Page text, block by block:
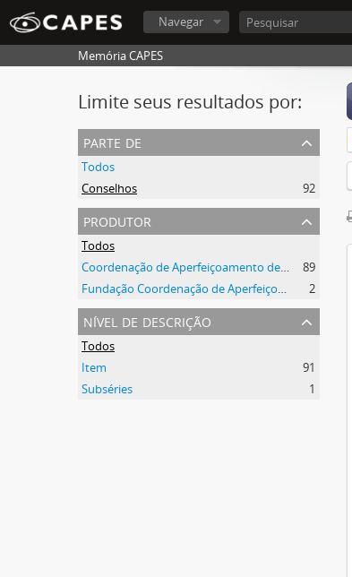
Navegar
Memória CAPES
Limite seus resultados por:
parte de
Todos
Conselhos
92
produtor
Todos
Coordenação de Aperfeiçoamento de Pessoal de Nível Superior (CAPES)
89
Fundação Coordenação de Aperfeiçoamento de Pessoal de Nível Superior (CAPES)
2
nível de descrição
Todos
Item
91
Subséries
1